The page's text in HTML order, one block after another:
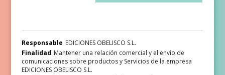
Responsable EDICIONES OBELISCO S.L.
Finalidad Mantener una relación comercial y el envío de
comunicaciones sobre productos y Servicios de la empresa
EDICIONES OBELISCO S.L.